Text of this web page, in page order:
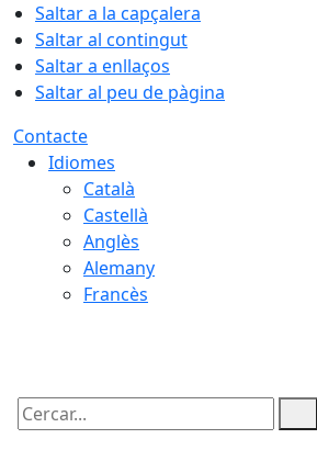
Saltar a la capçalera
Saltar al contingut
Saltar a enllaços
Saltar al peu de pàgina
Contacte
Idiomes
Català
Castellà
Anglès
Alemany
Francès
Cercar: